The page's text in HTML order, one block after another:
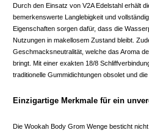
Durch den Einsatz von V2A Edelstahl erhält
bemerkenswerte Langlebigkeit und
Eigenschaften sorgen dafür, dass die
Nutzungen in makellosem Zustand bleibt.
Geschmacksneutralität, welche das Aroma
bringt. Mit einer exakten 18/8
traditionelle Gummidichtungen obsolet und
Einzigartige Merkmale für ein
Die Wookah Body Grom Wenge besticht